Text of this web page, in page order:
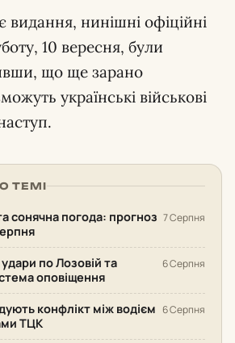
видання, нинішні офіційні
10 вересня, були
що ще зарано
українські військові
ТЕМІ
сонячна погода: прогноз 7 Серпня
по Лозовій та
оповіщення
6 Серпня
конфлікт між водієм
ТЦК
6 Серпня